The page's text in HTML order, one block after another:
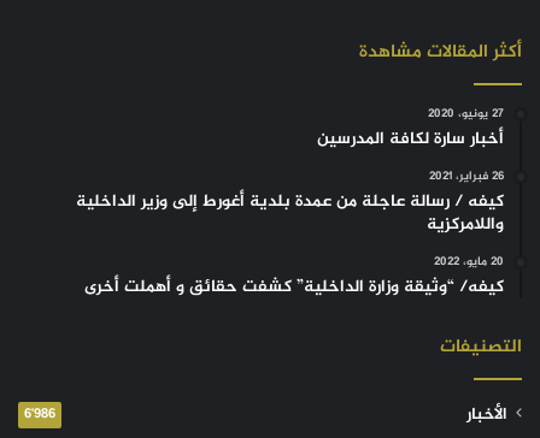
أكثر المقالات مشاهدة
27 يونيو، 2020
أخبار سارة لكافة المدرسين
26 فبراير، 2021
كيفه / رسالة عاجلة من عمدة بلدية أغورط إلى وزير الداخلية
واللامركزية
20 مايو، 2022
كيفه/ “وثيقة وزارة الداخلية” كشفت حقائق و أهملت أخرى
التصنيفات
الأخبار 6٬986